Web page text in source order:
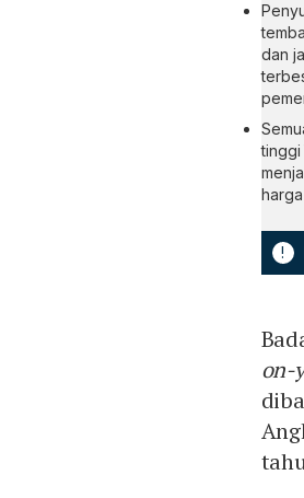
dan
tinggi
!
on-